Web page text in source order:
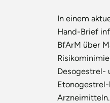
In einem
Hand-Brief
BfArM über
Desogestrel-
Arzneimitteln.